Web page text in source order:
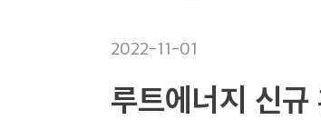
2022-11-01
루트에너지 신